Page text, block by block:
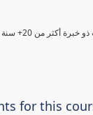
2010" مع هذه
for this